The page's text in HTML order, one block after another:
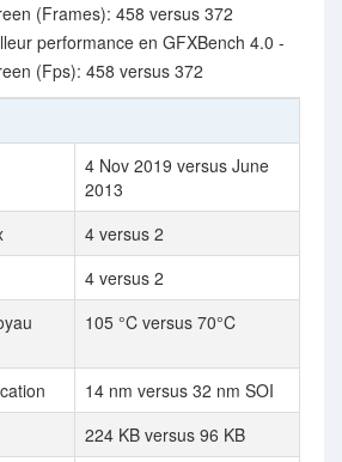
(Frames): 458 versus 372
performance en GFXBench 4.0 -
(Fps): 458 versus 372
4 Nov 2019 versus June
2013
4 versus 2
4 versus 2
105 °C versus 70°C
14 nm versus 32 nm SOI
224 KB versus 96 KB